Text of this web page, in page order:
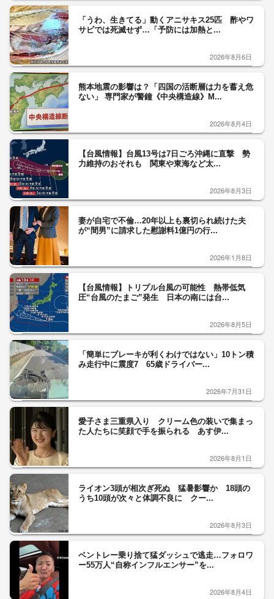
「うわ、生きてる」動くアニサキス25匹 酢やワ
サビでは死滅せず…「予防には加熱と...
2026年8月6日
熊本地震の影響は？「四国の活断層は力を蓄え危
ない」 専門家が警鐘《中央構造線》M...
2026年8月4日
【台風情報】台風13号は7日ごろ沖縄に直撃 勢
力維持のおそれも 関東や東海など太...
2026年8月3日
妻が自宅で不倫…20年以上も裏切られ続けた夫
が“間男”に請求した慰謝料1億円の行...
2026年1月8日
【台風情報】トリプル台風の可能性 熱帯低気
圧“台風のたまご”発生 日本の南には台...
2026年8月5日
「簡単にブレーキが利くわけではない」10トン積
み走行中に震度7 65歳ドライバー...
2026年7月31日
愛子さま三重県入り クリーム色の装いで集まっ
た人たちに笑顔で手を振られる あす伊...
2026年8月1日
ライオン3頭が相次ぎ死ぬ 猛暑影響か 18頭の
うち10頭が次々と体調不良に クー...
2026年8月3日
ベントレー乗り捨て猛ダッシュで逃走…フォロワ
ー55万人“自称インフルエンサー”を...
2026年8月4日